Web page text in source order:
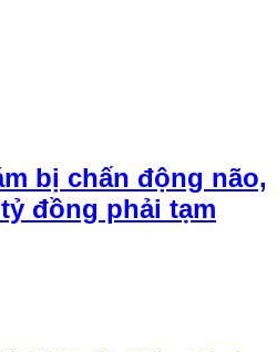
bị chấn động não,
đồng phải tạm